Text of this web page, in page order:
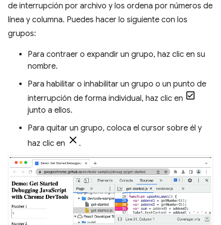
de interrupción por archivo y los ordena por números de
línea y columna. Puedes hacer lo siguiente con los
grupos:
Para contraer o expandir un grupo, haz clic en su
nombre.
Para habilitar o inhabilitar un grupo o un punto de
interrupción de forma individual, haz clic en
junto a ellos.
Para quitar un grupo, coloca el cursor sobre él y
haz clic en
.